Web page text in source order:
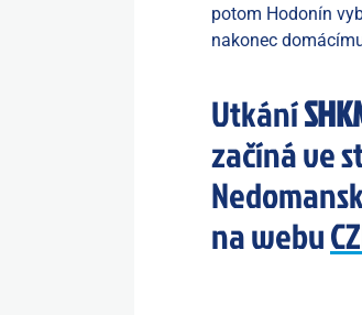
potom Hodonín
nakonec
Utkání
začíná ve
na webu